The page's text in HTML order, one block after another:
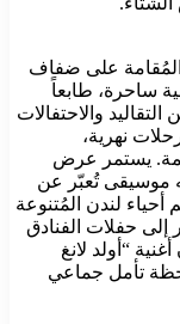
المُقامة على ضفاف
ساحرة، طابعاً
التقاليد والاحتفالات
نهرية،
يستمر عرض
دقيقة، ويُصاحبه موسيقى تُعبّر عن
لندن المُتنوعة
إلى حفلات الفنادق
“أولد لانغ
لحظة تأمل جماعي